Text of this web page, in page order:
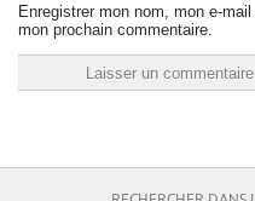
Enregistrer mon nom, mon e-
mon prochain commentaire.